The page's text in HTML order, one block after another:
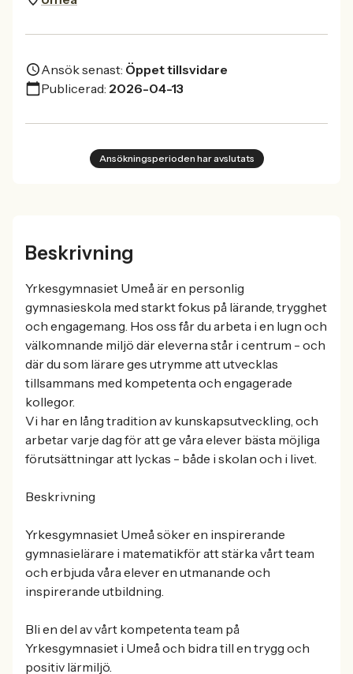
Ansök senast: Öppet tillsvidare
Publicerad: 2026-04-13
Ansökningsperioden har avslutats
Beskrivning
Yrkesgymnasiet Umeå är en personlig
gymnasieskola med starkt fokus på lärande, trygghet
och engagemang. Hos oss får du arbeta i en lugn och
välkomnande miljö där eleverna står i centrum - och
där du som lärare ges utrymme att utvecklas
tillsammans med kompetenta och engagerade
kollegor.
Vi har en lång tradition av kunskapsutveckling, och
arbetar varje dag för att ge våra elever bästa möjliga
förutsättningar att lyckas - både i skolan och i livet.
Beskrivning
Yrkesgymnasiet Umeå söker en inspirerande
gymnasielärare i matematikför att stärka vårt team
och erbjuda våra elever en utmanande och
inspirerande utbildning.
Bli en del av vårt kompetenta team på
Yrkesgymnasiet i Umeå och bidra till en trygg och
positiv lärmiljö.